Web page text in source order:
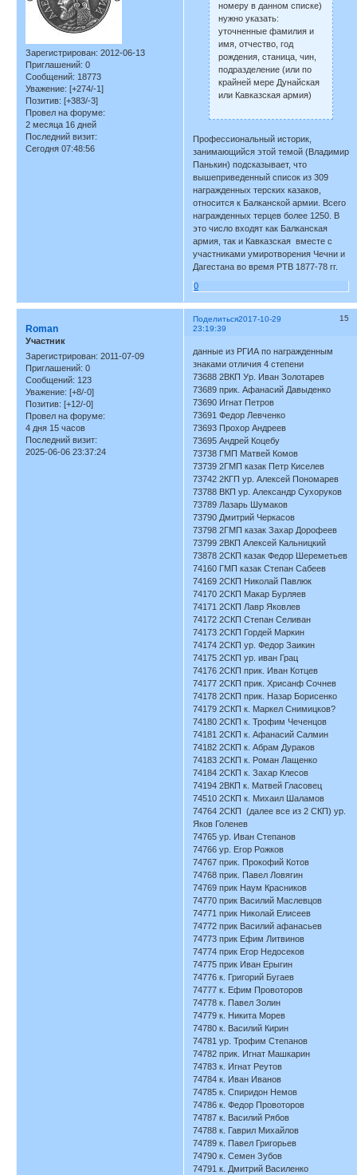
Зарегистрирован: 2012-06-13
Приглашений: 0
Сообщений: 18773
Уважение: [+274/-1]
Позитив: [+383/-3]
Провел на форуме:
2 месяца 16 дней
Последний визит:
Сегодня 07:48:56
номеру в данном списке)
нужно указать:
уточненные фамилия и
имя, отчество, год
рождения, станица, чин,
подразделение (или по
крайней мере Дунайская
или Кавказская армия)
Профессиональный историк,
занимающийся этой темой (Владимир
Панькин) подсказывает, что
вышеприведенный список из 309
награжденных терских казаков,
относится к Балканской армии. Всего
награжденных терцев более 1250. В
это число входят как Балканская
армия, так и Кавказская вместе с
участниками умиротворения Чечни и
Дагестана во время РТВ 1877-78 гг.
0
Поделиться 15
2017-10-29
23:19:39
Roman
Участник
Зарегистрирован: 2011-07-09
Приглашений: 0
Сообщений: 123
Уважение: [+8/-0]
Позитив: [+12/-0]
Провел на форуме:
4 дня 15 часов
Последний визит:
2025-06-06 23:37:24
данные из РГИА по награжденным
знаками отличия 4 степени
73688 2ВКП Ур. Иван Золотарев
73689 прик. Афанасий Давыденко
73690 Игнат Петров
73691 Федор Левченко
73693 Прохор Андреев
73695 Андрей Коцебу
73738 ГМП Матвей Комов
73739 2ГМП казак Петр Киселев
73742 2КГП ур. Алексей Пономарев
73788 ВКП ур. Александр Сухоруков
73789 Лазарь Шумаков
73790 Дмитрий Черкасов
73798 2ГМП казак Захар Дорофеев
73799 2ВКП Алексей Кальницкий
73878 2СКП казак Федор Шереметьев
74160 ГМП казак Степан Сабеев
74169 2СКП Николай Павлюк
74170 2СКП Макар Бурляев
74171 2СКП Лавр Яковлев
74172 2СКП Степан Селиван
74173 2СКП Гордей Маркин
74174 2СКП ур. Федор Заикин
74175 2СКП ур. иван Грац
74176 2СКП прик. Иван Котцев
74177 2СКП прик. Хрисанф Сочнев
74178 2СКП прик. Назар Борисенко
74179 2СКП к. Маркел Снимицков?
74180 2СКП к. Трофим Чеченцов
74181 2СКП к. Афанасий Салмин
74182 2СКП к. Абрам Дураков
74183 2СКП к. Роман Лащенко
74184 2СКП к. Захар Клесов
74194 2ВКП к. Матвей Гласовец
74510 2СКП к. Михаил Шаламов
74764 2СКП (далее все из 2 СКП) ур.
Яков Голенев
74765 ур. Иван Степанов
74766 ур. Егор Рожков
74767 прик. Прокофий Котов
74768 прик. Павел Ловягин
74769 прик Наум Красников
74770 прик Василий Маслевцов
74771 прик Николай Елисеев
74772 прик Василий афанасьев
74773 прик Ефим Литвинов
74774 прик Егор Недосеков
74775 прик Иван Ерыгин
74776 к. Григорий Бугаев
74777 к. Ефим Провоторов
74778 к. Павел Золин
74779 к. Никита Морев
74780 к. Василий Кирин
74781 ур. Трофим Степанов
74782 прик. Игнат Машкарин
74783 к. Игнат Реутов
74784 к. Иван Иванов
74785 к. Спиридон Немов
74786 к. Федор Провоторов
74787 к. Василий Рябов
74788 к. Гаврил Михайлов
74789 к. Павел Григорьев
74790 к. Семен Зубов
74791 к. Дмитрий Василенко